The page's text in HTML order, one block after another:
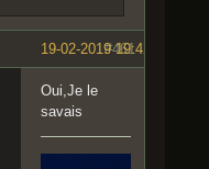
#461
19-02-2019 19:42:58
Oui,Je le
savais